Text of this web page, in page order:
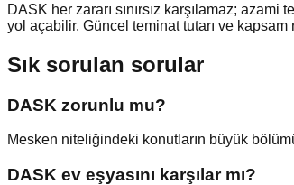
DASK her zararı sınırsız karşılamaz;
yol açabilir. Güncel teminat tutarı ve
Sık sorulan sorular
DASK zorunlu mu?
Mesken niteliğindeki konutların büyük
DASK ev eşyasını karşılar mı?